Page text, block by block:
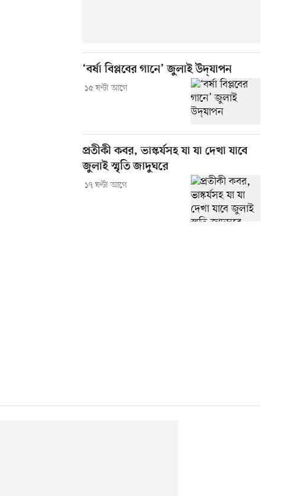
‘বর্ষা বিপ্লবের গানে’ জুলাই উদ্‌যাপন
১৫ ঘণ্টা আগে
প্রতীকী কবর, ভাস্কর্যসহ যা যা দেখা যাবে
জুলাই স্মৃতি জাদুঘরে
১৭ ঘণ্টা আগে